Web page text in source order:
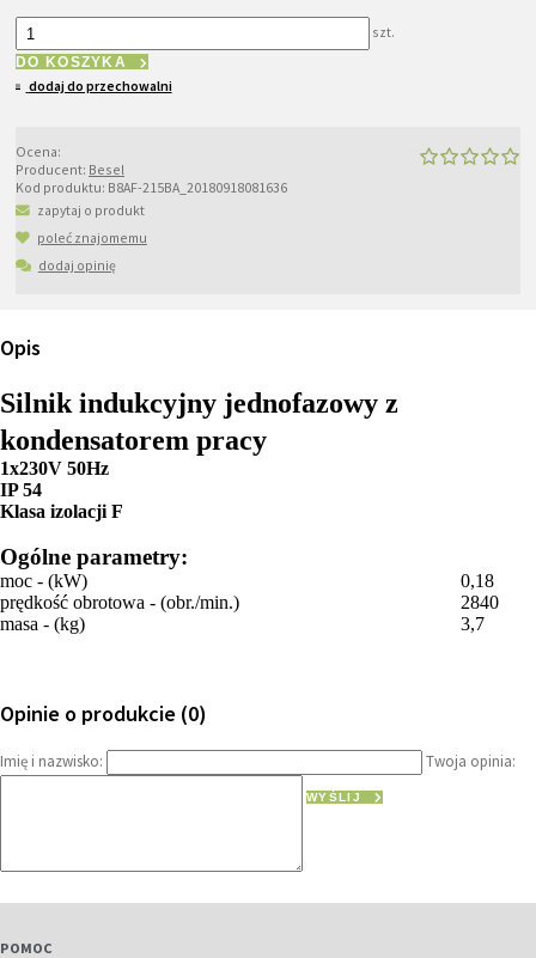
szt.
DO KOSZYKA
dodaj do przechowalni
Ocena:
Producent: Besel
Kod produktu: B8AF-215BA_20180918081636
zapytaj o produkt
poleć znajomemu
dodaj opinię
Opis
Silnik indukcyjny jednofazowy z
kondensatorem pracy
1x230V 50Hz
IP 54
Klasa izolacji F
Ogólne parametry:
moc - (kW)
0,18
prędkość obrotowa - (obr./min.)
2840
masa - (kg)
3,7
Opinie o produkcie (0)
Imię i nazwisko: Twoja opinia:
WYŚLIJ
POMOC